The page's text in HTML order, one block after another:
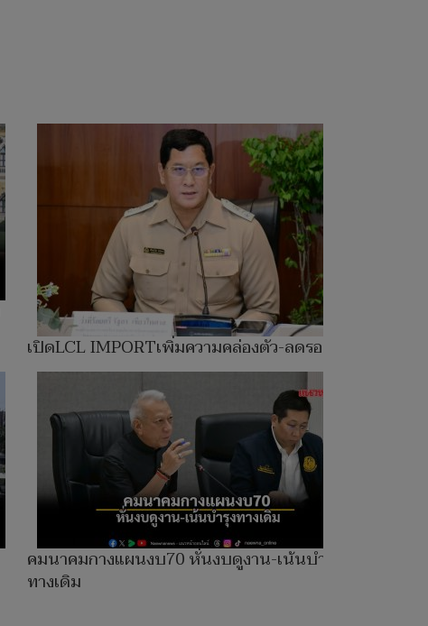
เปิดLCL IMPORTเพิ่มความคล่องตัว-ลดรอคิว
คมนาคมกางแผนงบ70 หั่นงบดูงาน-เน้นบำรุง
ทางเดิม